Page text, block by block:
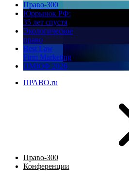
Право-300
Юррынок РФ:
35 лет спустя
Экологическое
право
Best Law
Firm Marketing
ПМЮФ 2026
ПРАВО.ru
Право-300
Конференции